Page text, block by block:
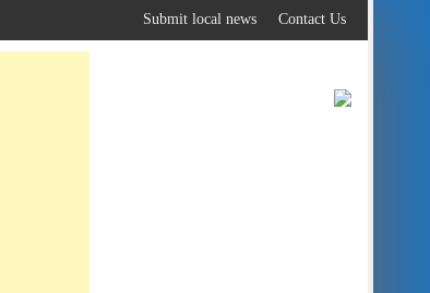
to
content
Contact Us
Submit local news